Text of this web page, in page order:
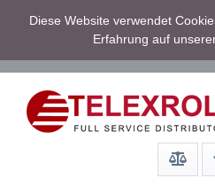
Diese Website verwendet
Erfahrung auf